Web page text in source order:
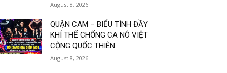
August 8, 2026
QUẬN CAM – BIỂU TÌNH ĐẦY
KHÍ THẾ CHỐNG CA NÔ VIỆT
CỘNG QUỐC THIÊN
August 8, 2026